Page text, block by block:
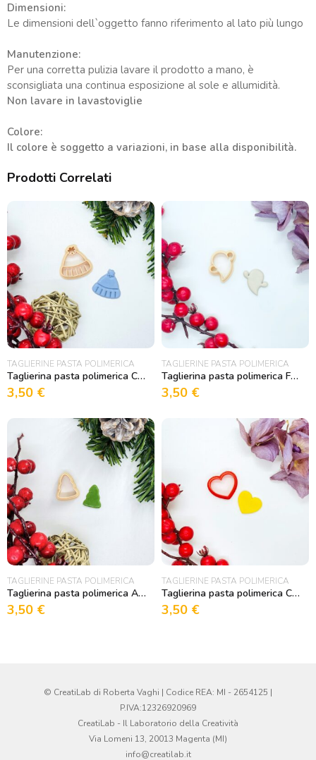
Dimensioni:
Le dimensioni dell`oggetto fanno riferimento al lato più lungo
Manutenzione:
Per una corretta pulizia lavare il prodotto a mano, è
sconsigliata una continua esposizione al sole e allumidità.
Non lavare in lavastoviglie
Colore:
Il colore è soggetto a variazioni, in base alla disponibilità.
Prodotti Correlati
TAGLIERINE PASTA POLIMERICA
Taglierina pasta polimerica Cappello per Biscotti Decorativi e Pasta Polimerica
3,50 €
TAGLIERINE PASTA POLIMERICA
Taglierina pasta polimerica Fantasma per Biscotti Decorativi e Pasta Polimerica
3,50 €
TAGLIERINE PASTA POLIMERICA
Taglierina pasta polimerica Albero per Biscotti Decorativi e Pasta Polimerica
3,50 €
TAGLIERINE PASTA POLIMERICA
Taglierina pasta polimerica Cuore per Biscotti Decorativi e Pasta Polimerica
3,50 €
© CreatiLab di Roberta Vaghi | Codice REA: MI - 2654125 |
P.IVA:12326920969
CreatiLab - Il Laboratorio della Creatività
Via Lomeni 13, 20013 Magenta (MI)
info@creatilab.it